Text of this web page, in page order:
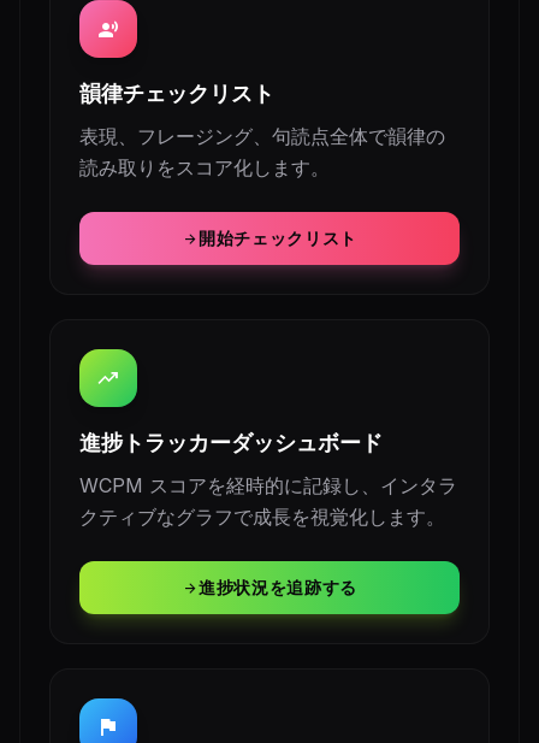
record_voice_over
韻律チェックリスト
表現、フレージング、句読点全体で韻律の
読み取りをスコア化します。
arrow_forward開始チェックリスト
trending_up
進捗トラッカーダッシュボード
WCPM スコアを経時的に記録し、インタラ
クティブなグラフで成長を視覚化します。
arrow_forward進捗状況を追跡する
flag